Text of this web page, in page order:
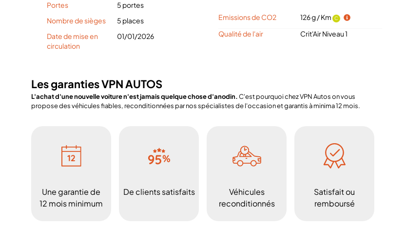
Portes
5 portes
Nombre de sièges
5 places
Date de mise en
circulation
01/01/2026
Emissions de CO2 126 g / Km C
Qualité de l'air Crit'Air Niveau 1
Les garanties VPN AUTOS
L'achat d'une nouvelle voiture n'est jamais quelque chose d'anodin.C'est pourquoi chez VPN Autos on vous
propose des véhicules fiables, reconditionnées par nos spécialistes de l'occasion et garantis à minima 12 mois.
Une garantie de
12 mois minimum
De clients satisfaits
Véhicules
reconditionnés
Satisfait ou
remboursé